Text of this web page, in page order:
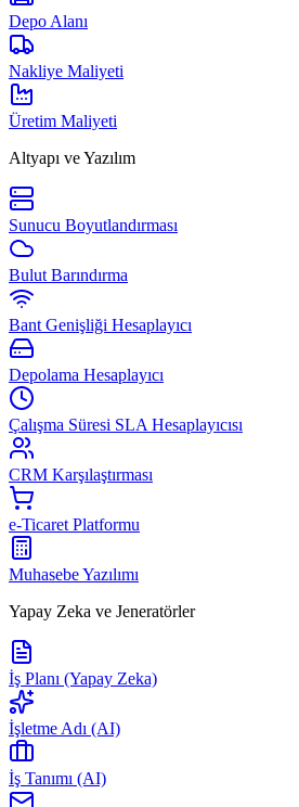
Depo Alanı
Nakliye Maliyeti
Üretim Maliyeti
Altyapı ve Yazılım
Sunucu Boyutlandırması
Bulut Barındırma
Bant Genişliği Hesaplayıcı
Depolama Hesaplayıcı
Çalışma Süresi SLA Hesaplayıcısı
CRM Karşılaştırması
e-Ticaret Platformu
Muhasebe Yazılımı
Yapay Zeka ve Jeneratörler
İş Planı (Yapay Zeka)
İşletme Adı (AI)
İş Tanımı (AI)